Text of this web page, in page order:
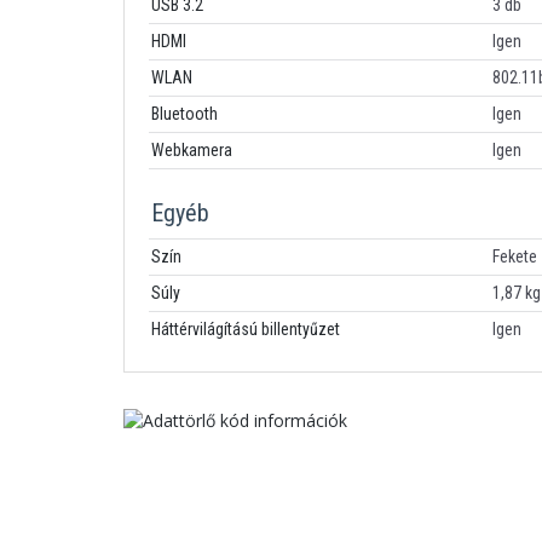
USB 3.2
3 db
HDMI
Igen
WLAN
Bluetooth
Igen
Webkamera
Igen
Egyéb
Szín
Fekete
Súly
1,87 kg
Háttérvilágítású billentyűzet
Igen